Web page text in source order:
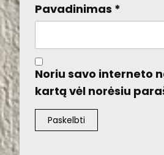
Pavadinimas *
Noriu savo interneto
kartą vėl norėsiu